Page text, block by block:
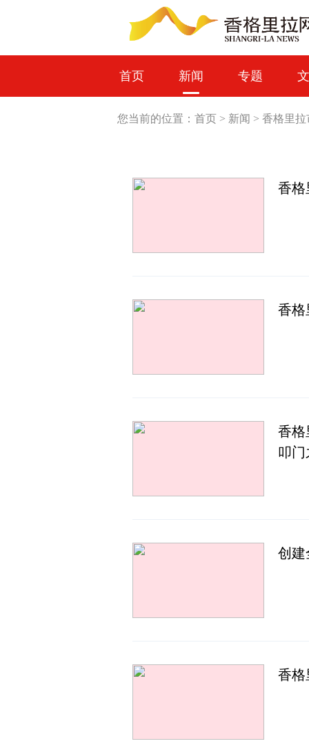
首页 新闻 专题
您当前的位置： 首页 > 新闻 > 香格里拉
香格
香格
香格
叩
创建
香格